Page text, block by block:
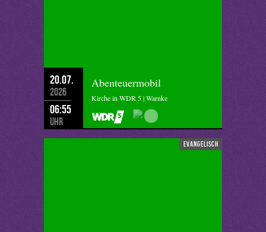
20.07.
2026
06:55
Uhr
Abenteuermobil
Kirche in WDR 5 | Warnke
evangelisch